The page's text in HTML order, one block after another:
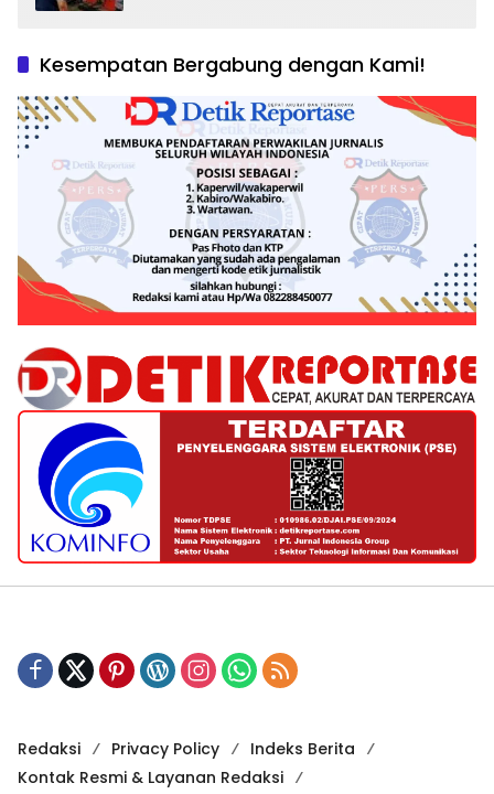
Kesempatan Bergabung dengan Kami!
Redaksi Privacy Policy
Indeks Berita
Kontak Resmi & Layanan Redaksi